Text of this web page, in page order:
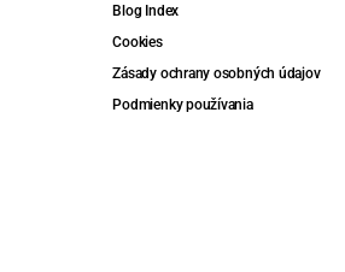
Blog Index
Cookies
Zásady ochrany osobných údajov
Podmienky používania